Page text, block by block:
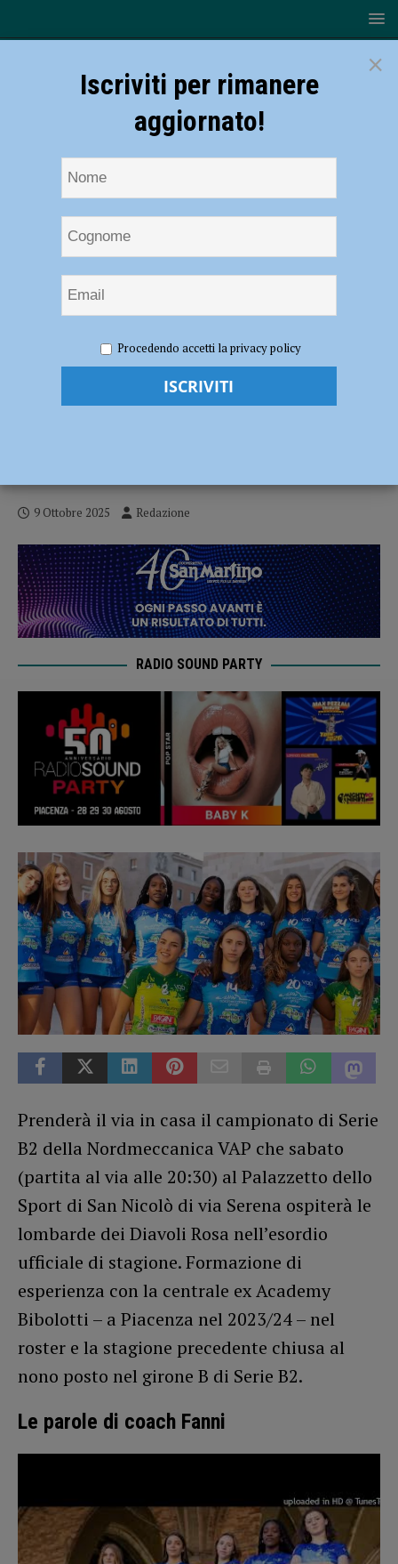
Nicolò per l’esordio della VAP: si apre la stagione in campionato –
Volley, Serie B2 – Diavoli Rosa a San
9 Ottobre 2025 Redazione
RADIO SOUND PARTY
Prenderà il via in casa il campionato di Serie
B2 della Nordmeccanica VAP che sabato
(partita al via alle 20:30) al Palazzetto dello
Sport di San Nicolò di via Serena ospiterà le
lombarde dei Diavoli Rosa nell’esordio
ufficiale di stagione. Formazione di
esperienza con la centrale ex Academy
Bibolotti – a Piacenza nel 2023/24 – nel
roster e la stagione precedente chiusa al
nono posto nel girone B di Serie B2.
Le parole di coach Fanni
×
Iscriviti per rimanere
aggiornato!
Procedendo accetti la privacy policy